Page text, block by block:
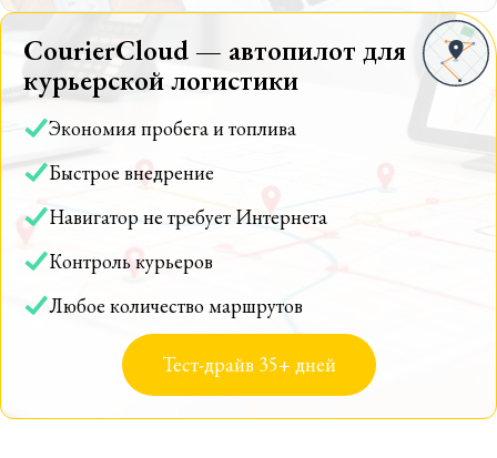
CourierCloud — автопилот для
курьерской логистики
Экономия пробега и топлива
Быстрое внедрение
Навигатор не требует Интернета
Контроль курьеров
Любое количество маршрутов
Тест-драйв 35+ дней